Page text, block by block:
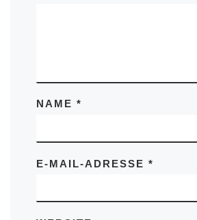
NAME *
E-MAIL-ADRESSE *